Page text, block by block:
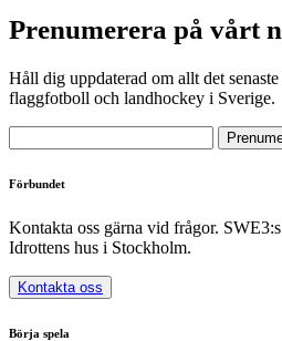
Prenumerera på vårt
Håll dig uppdaterad om allt det
flaggfotboll och landhockey i Sverige.
Förbundet
Kontakta oss gärna vid frågor.
Idrottens hus i Stockholm.
Kontakta oss
Börja spela